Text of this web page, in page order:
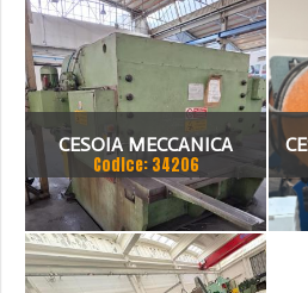
CESOIA MECCANICA
OMAGATTI 1500 X 16 MM.
Codice: 34206